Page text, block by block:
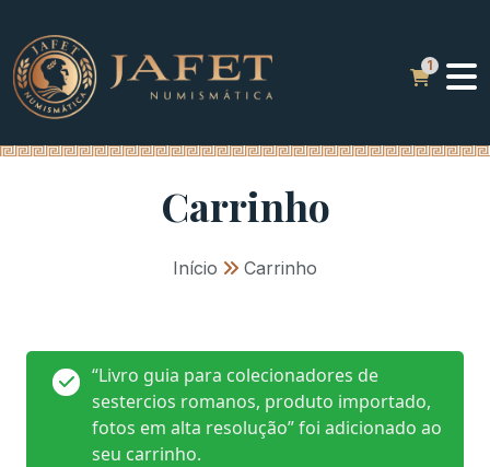
Carrinho
Início » Carrinho
“Livro guia para colecionadores de
sestercios romanos, produto importado,
fotos em alta resolução” foi adicionado ao
seu carrinho.